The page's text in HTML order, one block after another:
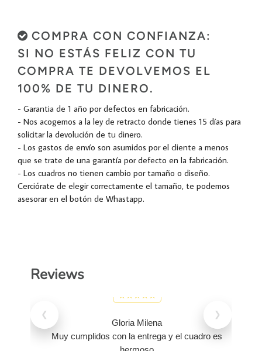
COMPRA CON CONFIANZA:
SI NO ESTÁS FELIZ CON TU
COMPRA TE DEVOLVEMOS EL
100% DE TU DINERO.
- Garantia de 1 año por defectos en fabricación.
- Nos acogemos a la ley de retracto donde tienes 15 días para
solicitar la devolución de tu dinero.
- Los gastos de envío son asumidos por el cliente a menos
que se trate de una garantía por defecto en la fabricación.
- Los cuadros no tienen cambio por tamaño o diseño.
Cerciórate de elegir correctamente el tamaño, te podemos
asesorar en el botón de Whastapp.
Reviews
❮ ❯
Gloria Milena
Muy cumplidos con la entrega y el cuadro es